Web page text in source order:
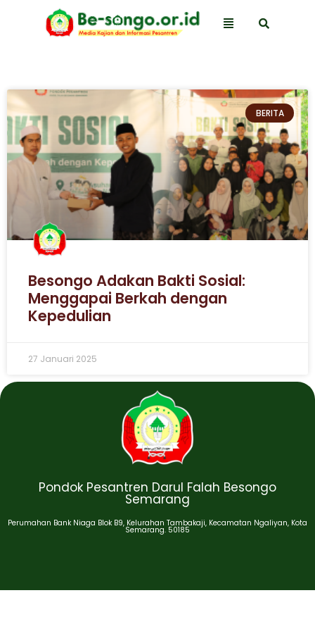
BERITA
Besongo Adakan Bakti Sosial:
Menggapai Berkah dengan
Kepedulian
27 Januari 2025
Pondok Pesantren Darul Falah Besongo
Semarang
Perumahan Bank Niaga Blok B9, Kelurahan Tambakaji, Kecamatan Ngaliyan, Kota
Semarang. 50185